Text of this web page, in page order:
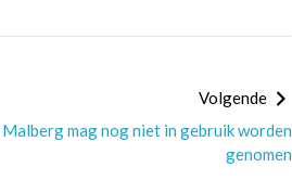
Volgende
Malberg mag nog niet in gebruik worden
genomen